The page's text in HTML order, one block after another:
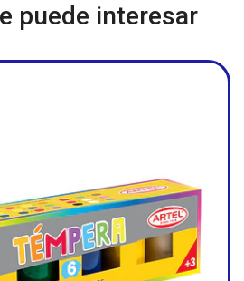
puede interesar